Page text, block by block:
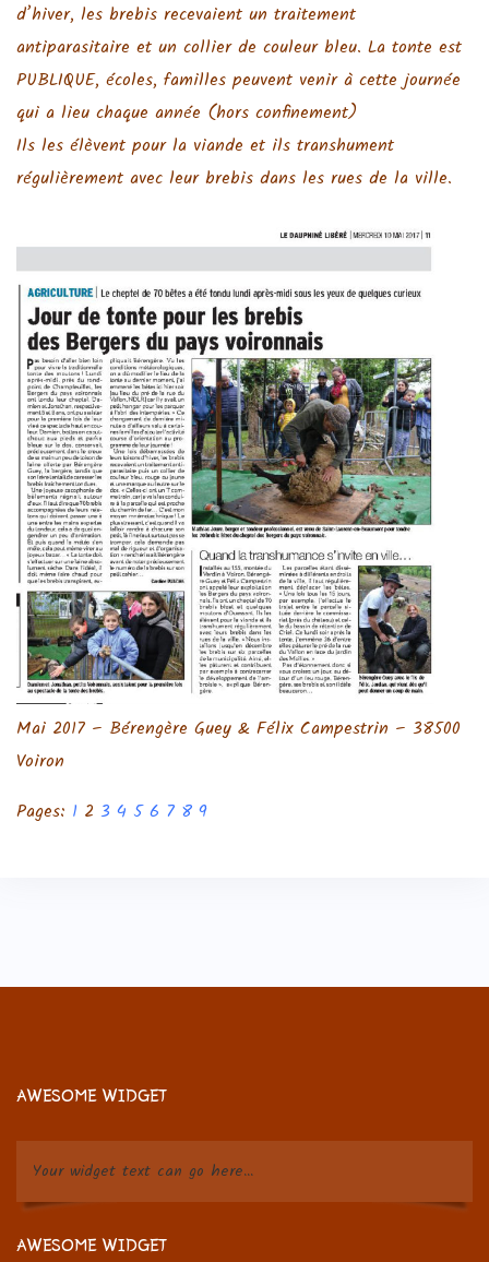
d’hiver, les brebis recevaient un traitement
antiparasitaire et un collier de couleur bleu. La tonte est
PUBLIQUE, écoles, familles peuvent venir à cette journée
qui a lieu chaque année (hors confinement)
Ils les élèvent pour la viande et ils transhument
régulièrement avec leur brebis dans les rues de la ville.
Mai 2017 – Bérengère Guey & Félix Campestrin – 38500
Voiron
Pages: 1 2 3 4 5 6 7 8 9
AWESOME WIDGET
Your widget text can go here...
AWESOME WIDGET